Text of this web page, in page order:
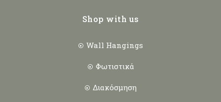
Shop with us
Wall Hangings
Φωτιστικά
Διακόσμηση